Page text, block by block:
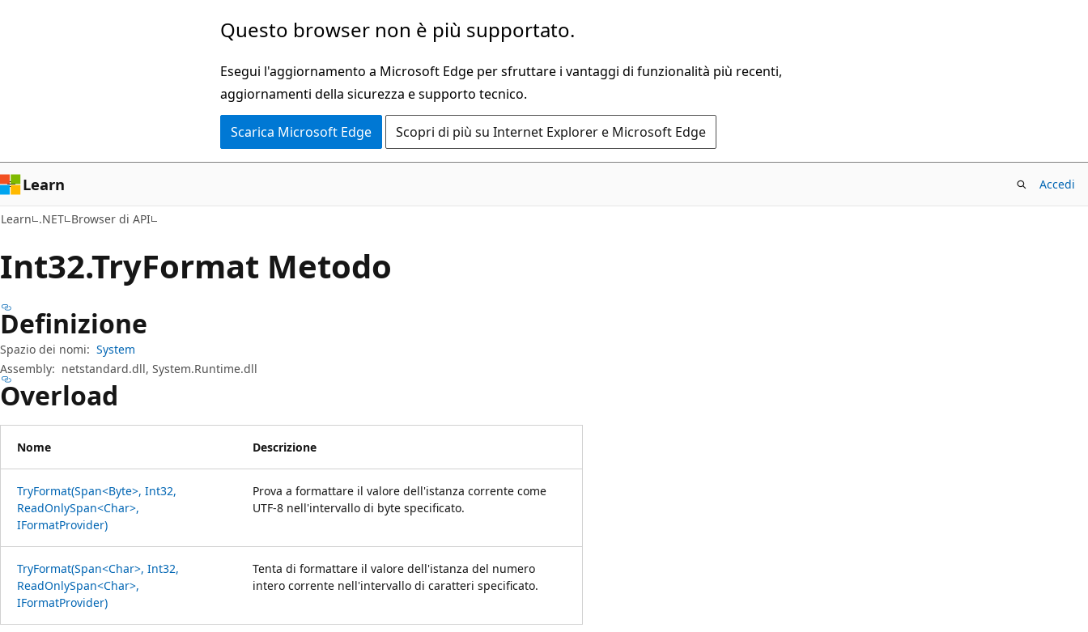
Questo browser non è più supportato.
Esegui l'aggiornamento a Microsoft Edge per sfruttare i vantaggi di funzionalità più recenti,
aggiornamenti della sicurezza e supporto tecnico.
Scarica Microsoft Edge Scopri di più su Internet Explorer e Microsoft Edge
Learn Accedi
Learn .NET Browser di API
Int32.TryFormat Metodo
Definizione
Spazio dei nomi: System
Assembly: netstandard.dll, System.Runtime.dll
Overload
Nome Descrizione
TryFormat(Span<Byte>, Int32,
ReadOnlySpan<Char>,
IFormatProvider)
Prova a formattare il valore dell'istanza corrente come
UTF-8 nell'intervallo di byte specificato.
TryFormat(Span<Char>, Int32,
ReadOnlySpan<Char>,
IFormatProvider)
Tenta di formattare il valore dell'istanza del numero
intero corrente nell'intervallo di caratteri specificato.